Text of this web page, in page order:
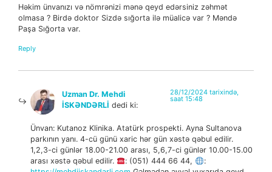
Həkim ünvanızı və nömrənizi mənə qeyd edərsiniz zəhmət
olmasa ? Birdə doktor Sizdə sığorta ilə müalicə var ? Məndə
Paşa Sığorta var.
Reply
Uzman Dr. Mehdi
İSKƏNDƏRLİ dedi ki:
28/12/2024 tarixində,
saat 15:48
Ünvan: Kutanoz Klinika. Atatürk prospekti. Ayna Sultanova
parkının yanı. 4-cü günü xaric hər gün xəstə qəbul edilir.
1,2,3-ci günlər 18.00-21.00 arası, 5,6,7-ci günlər 10.00-15.00
arası xəstə qəbul edilir.
: (051) 444 66 44,
: